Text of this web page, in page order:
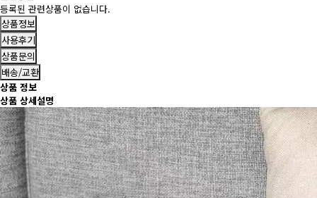
등록된 관련상품이 없습니다.
상품정보
사용후기
상품문의
배송/교환
상품 정보
상품 상세설명